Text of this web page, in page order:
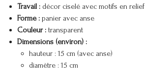
Travail :décor ciselé avec motifs en relief
Forme :panier avec anse
Couleur :transparent
Dimensions (environ) :
hauteur : 15 cm (avec anse)
diamètre : 15 cm